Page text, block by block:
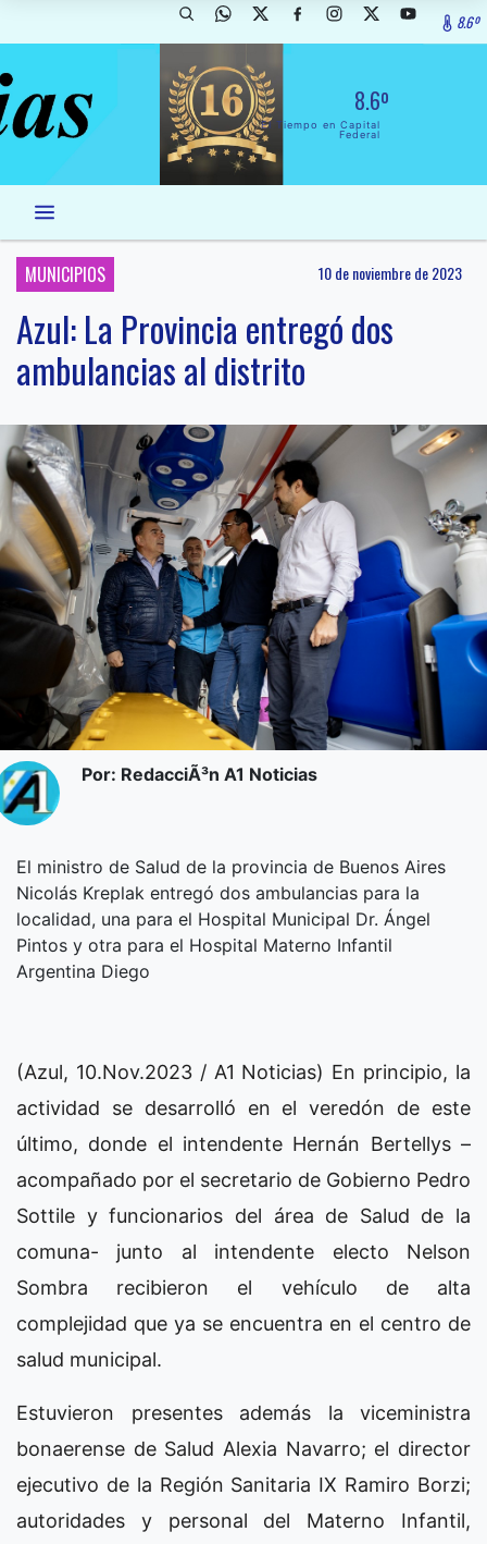
8.6º
8.6º
El Tiempo en Capital
Federal
MUNICIPIOS 10 de noviembre de 2023
Azul: La Provincia entregó dos
ambulancias al distrito
Por: RedacciÃ³n A1 Noticias
El ministro de Salud de la provincia de Buenos Aires
Nicolás Kreplak entregó dos ambulancias para la
localidad, una para el Hospital Municipal Dr. Ángel
Pintos y otra para el Hospital Materno Infantil
Argentina Diego
(Azul, 10.Nov.2023 / A1 Noticias) En principio, la
actividad se desarrolló en el veredón de este
último, donde el intendente Hernán Bertellys –
acompañado por el secretario de Gobierno Pedro
Sottile y funcionarios del área de Salud de la
comuna- junto al intendente electo Nelson
Sombra recibieron el vehículo de alta
complejidad que ya se encuentra en el centro de
salud municipal.
Estuvieron presentes además la viceministra
bonaerense de Salud Alexia Navarro; el director
ejecutivo de la Región Sanitaria IX Ramiro Borzi;
autoridades y personal del Materno Infantil,